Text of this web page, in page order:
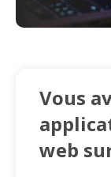
Vous
web